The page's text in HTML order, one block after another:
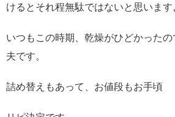
けるとそれ程無駄ではないと思います
いつもこの時期、乾燥がひどかった
夫です。
詰め替えもあって、お値段もお手頃